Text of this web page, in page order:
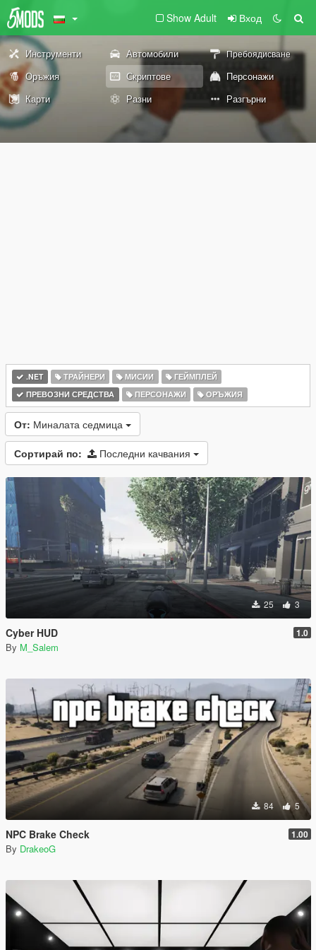
Show Adult Вход
Инструменти Автомобили Пребоядисване
Оръжия Скриптове
Персонажи
Карти
Разни Разгърни
.NET ТРАЙНЕРИ МИСИИ
ГЕЙМПЛЕЙ
ПРЕВОЗНИ СРЕДСТВА
ПЕРСОНАЖИ ОРЪЖИЯ
От: Миналата седмица
Сортирай по: Последни качвания
25 3
Cyber HUD 1.0
By M_Salem
84 5
NPC Brake Check 1.00
By DrakeoG